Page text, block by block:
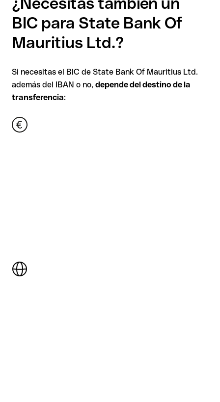
BIC para State Bank Of
Mauritius Ltd.?
Si necesitas el BIC de State Bank Of Mauritius Ltd.
además del IBAN o no, depende del destino de la
transferencia: